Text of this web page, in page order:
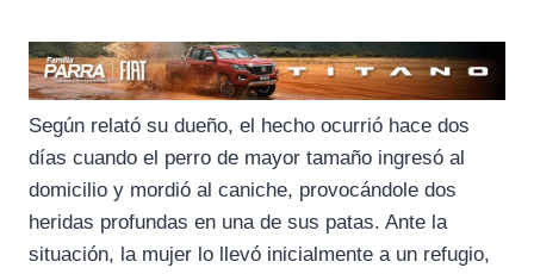
Según relató su dueño, el hecho ocurrió hace dos
días cuando el perro de mayor tamaño ingresó al
domicilio y mordió al caniche, provocándole dos
heridas profundas en una de sus patas. Ante la
situación, la mujer lo llevó inicialmente a un refugio,